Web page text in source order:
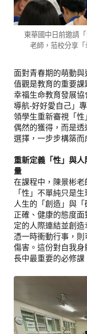
東華國中日前邀請
老師，蒞校分享「
面對青春期的萌動
值觀是教育的重要
幸福生命教育發展
導航-好好愛自己」
領學生重新審視「
偶然的獲得，而是
選擇，一步步構築而
重新定義「性」與
量
在課程中，陳景彬老
「性」不單純只是
人生的「創造」與
正確、健康的態度
定的人際連結並創
憑一時衝動行事，
傷害。這份對自我
長中最重要的必修課